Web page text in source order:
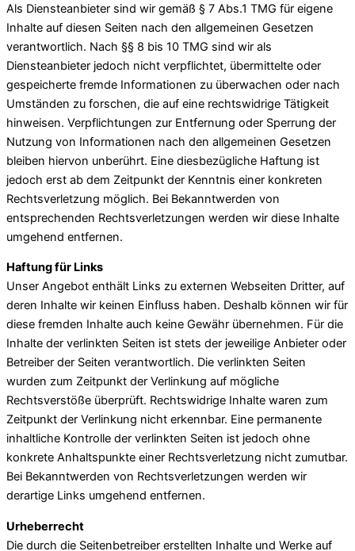
Als Diensteanbieter sind wir gemäß § 7 Abs.1 TMG für eigene
Inhalte auf diesen Seiten nach den allgemeinen Gesetzen
verantwortlich. Nach §§ 8 bis 10 TMG sind wir als
Diensteanbieter jedoch nicht verpflichtet, übermittelte oder
gespeicherte fremde Informationen zu überwachen oder nach
Umständen zu forschen, die auf eine rechtswidrige Tätigkeit
hinweisen. Verpflichtungen zur Entfernung oder Sperrung der
Nutzung von Informationen nach den allgemeinen Gesetzen
bleiben hiervon unberührt. Eine diesbezügliche Haftung ist
jedoch erst ab dem Zeitpunkt der Kenntnis einer konkreten
Rechtsverletzung möglich. Bei Bekanntwerden von
entsprechenden Rechtsverletzungen werden wir diese Inhalte
umgehend entfernen.
Haftung für Links
Unser Angebot enthält Links zu externen Webseiten Dritter, auf
deren Inhalte wir keinen Einfluss haben. Deshalb können wir für
diese fremden Inhalte auch keine Gewähr übernehmen. Für die
Inhalte der verlinkten Seiten ist stets der jeweilige Anbieter oder
Betreiber der Seiten verantwortlich. Die verlinkten Seiten
wurden zum Zeitpunkt der Verlinkung auf mögliche
Rechtsverstöße überprüft. Rechtswidrige Inhalte waren zum
Zeitpunkt der Verlinkung nicht erkennbar. Eine permanente
inhaltliche Kontrolle der verlinkten Seiten ist jedoch ohne
konkrete Anhaltspunkte einer Rechtsverletzung nicht zumutbar.
Bei Bekanntwerden von Rechtsverletzungen werden wir
derartige Links umgehend entfernen.
Urheberrecht
Die durch die Seitenbetreiber erstellten Inhalte und Werke auf